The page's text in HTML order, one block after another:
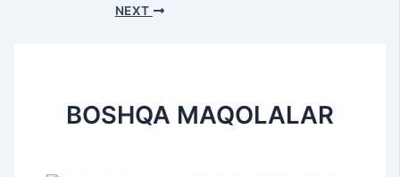
NEXT
BOSHQA MAQOLALAR